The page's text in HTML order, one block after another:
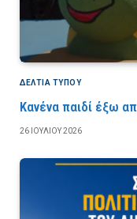
ΔΕΛΤΙΑ ΤΥΠΟΥ
Κανένα παιδί έξω
26 ΙΟΥΛΊΟΥ 2026